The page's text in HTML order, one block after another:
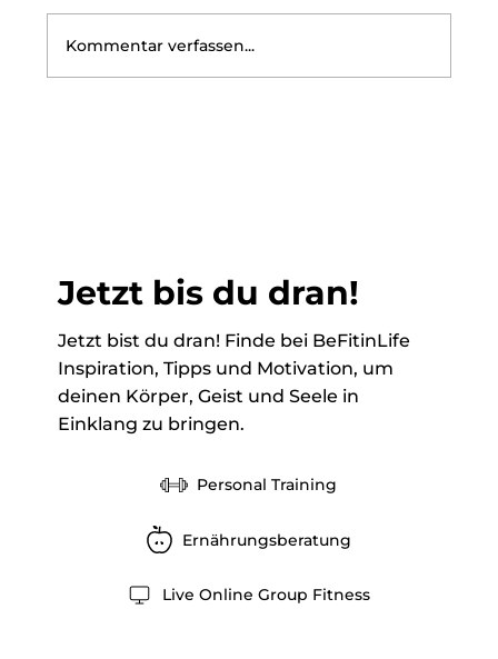
Kommentar verfassen...
Jetzt bis du dran!
Jetzt bist du dran! Finde bei BeFitinLife
Inspiration, Tipps und Motivation, um
deinen Körper, Geist und Seele in
Einklang zu bringen.
Personal Training
Ernährungsberatung
Live Online Group Fitness